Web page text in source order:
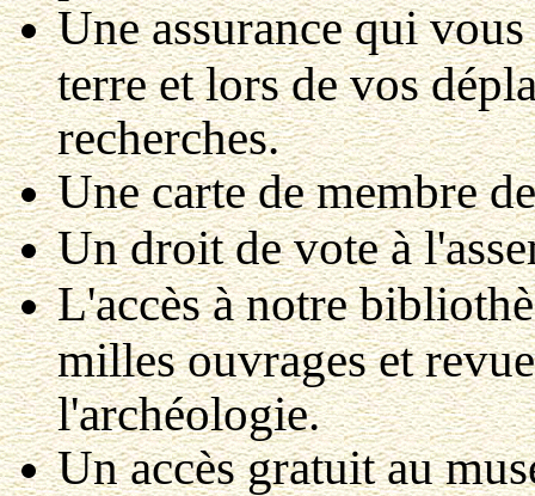
Une assurance qui
terre et lors de vos
recherches.
Une carte de membre
Un droit de vote à
L'accès à notre
milles ouvrages et
l'archéologie.
Un accès gratuit au